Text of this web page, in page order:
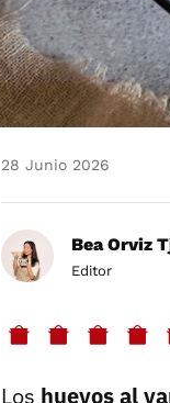
28 Junio 2026
Bea Orviz
Editor
Los huevos al